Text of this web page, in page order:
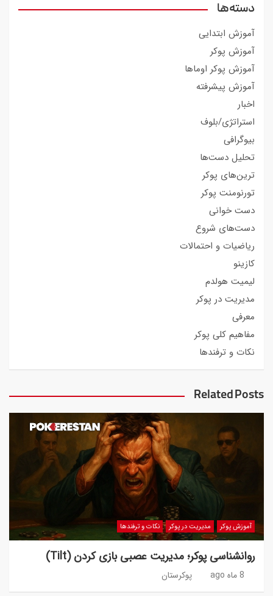
دسته‌ها
آموزش ابتدایی
آموزش پوکر
آموزش پوکر اوماها
آموزش پیشرفته
اخبار
استراتژی/بلوف
بیوگرافی
تحلیل دست‌ها
ترین‌های پوکر
تورنومنت پوکر
دست خوانی
دست‌های شروع
ریاضیات و احتمالات
کازینو
لیمیت هولدم
مدیریت در پوکر
معرفی
مفاهیم کلی پوکر
نکات و ترفندها
Related Posts
آموزش پوکر مدیریت در پوکر نکات و ترفندها
روانشناسی پوکر؛ مدیریت عصبی بازی کردن (Tilt)
8 ماه ago پوکرستان